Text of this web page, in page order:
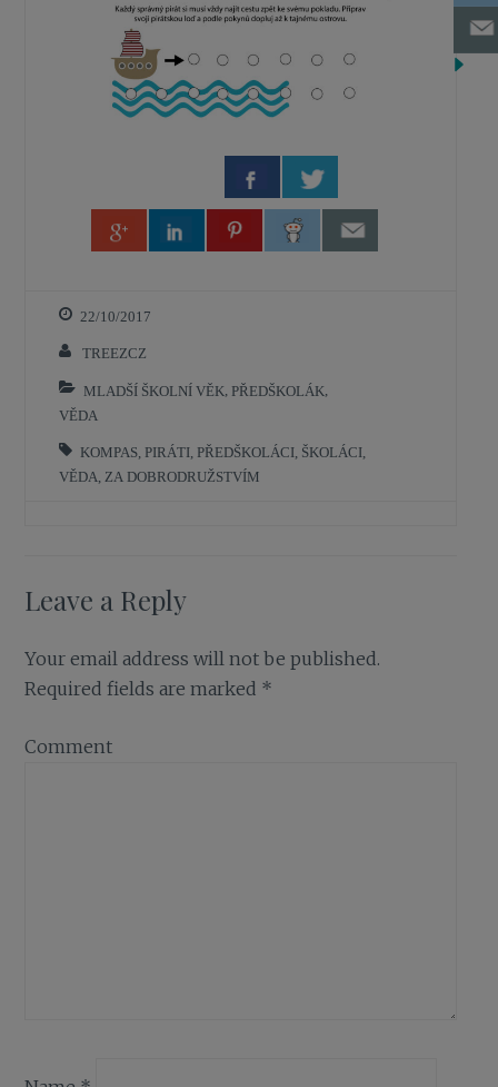
22/10/2017
TREEZCZ
MLADŠÍ ŠKOLNÍ VĚK PŘEDŠKOLÁK
VĚDA
KOMPAS, PIRÁTI, PŘEDŠKOLÁCI, ŠKOLÁCI,
VĚDA
ZA DOBRODRUŽSTVÍM
Leave a Reply
Your email address will not be published.
Required fields are marked *
Comment